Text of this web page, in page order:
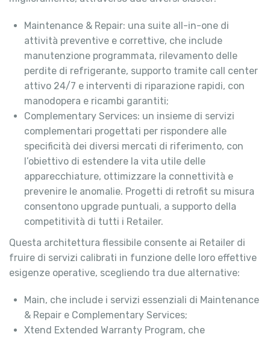
Maintenance & Repair: una suite all-in-one di
attività preventive e correttive, che include
manutenzione programmata, rilevamento delle
perdite di refrigerante, supporto tramite call center
attivo 24/7 e interventi di riparazione rapidi, con
manodopera e ricambi garantiti;
Complementary Services: un insieme di servizi
complementari progettati per rispondere alle
specificità dei diversi mercati di riferimento, con
l’obiettivo di estendere la vita utile delle
apparecchiature, ottimizzare la connettività e
prevenire le anomalie. Progetti di retrofit su misura
consentono upgrade puntuali, a supporto della
competitività di tutti i Retailer.
Questa architettura flessibile consente ai Retailer di
fruire di servizi calibrati in funzione delle loro effettive
esigenze operative, scegliendo tra due alternative:
Main, che include i servizi essenziali di Maintenance
& Repair e Complementary Services;
Xtend Extended Warranty Program, che